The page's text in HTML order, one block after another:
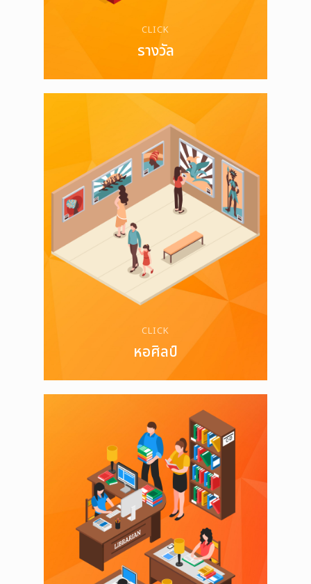
CLICK
รางวัล
CLICK
หอศิลป์